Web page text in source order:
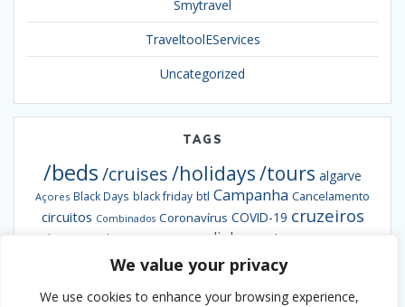
We value your privacy
We use cookies to enhance your browsing experience,
Smytravel
TraveltoolEServices
Uncategorized
TAGS
/beds/cruises/holidays/tours algarve
Açores Black Days black friday btl Campanha Cancelamento
circuitos Combinados Coronavírus COVID-19 cruzeiros
destaques da semana escapadinhas Exclusiva
grandes viagens hoteis hotel hotéis informação
Ofertas pacotes
portugal Smybeds